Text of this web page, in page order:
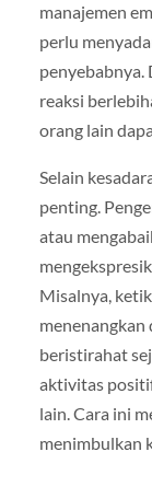
manajemen
perlu
penyebabnya.
reaksi
orang lain
Selain
penting.
atau
Misalnya,
menenangkan
beristirahat
aktivitas
lain. Cara ini
menimbulkan